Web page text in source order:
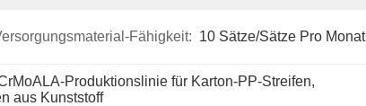
Fähigkeit: 10 Sätze/Sätze Pro Monat
Produktionslinie für Karton-PP-Streifen,
aus Kunststoff